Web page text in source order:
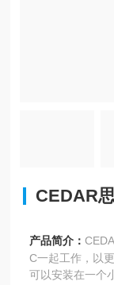
CEDAR
产品简介：
C一起工作，以
可以安装在一个